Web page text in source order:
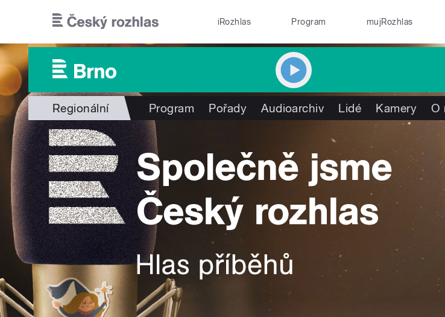
iRozhlas Program mujRozhlas
Regionální Program Pořady Audioarchiv Lidé Kamery O